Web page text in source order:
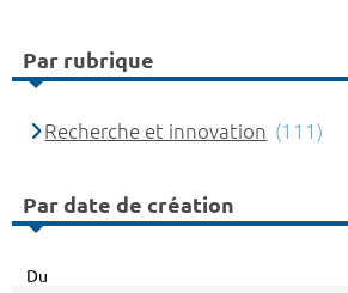
Par rubrique
Recherche et innovation (111)
Par date de création
Du